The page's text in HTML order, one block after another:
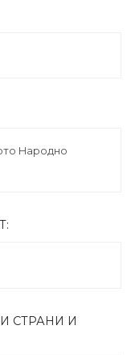
Народно
СТРАНИ И